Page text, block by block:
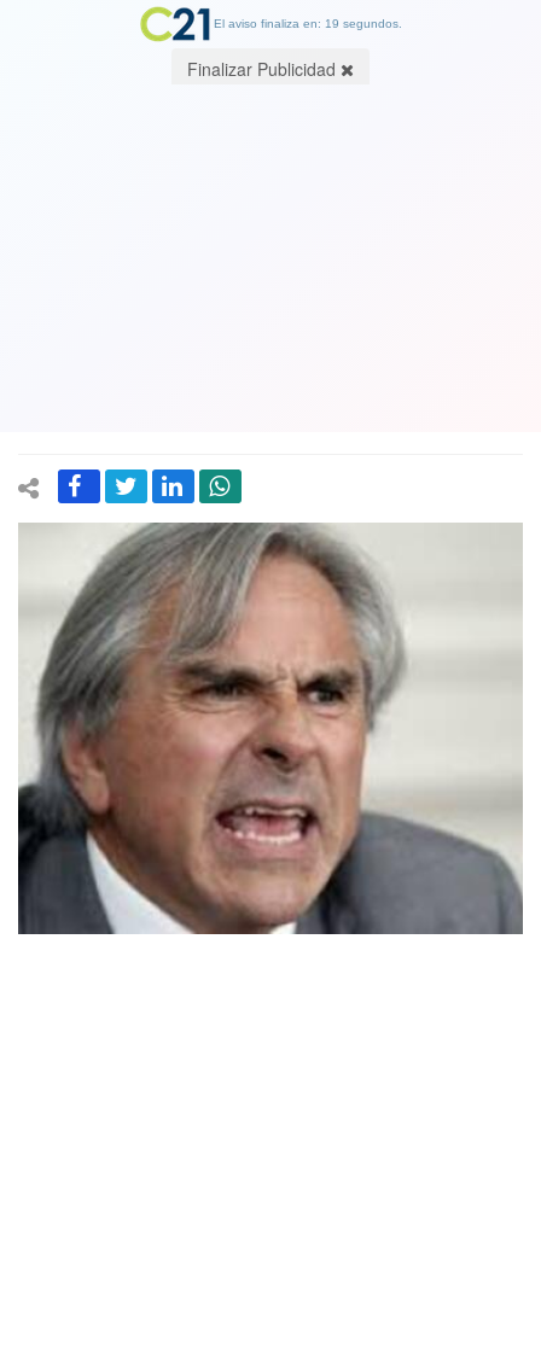
El aviso finaliza en: 19 segundos.
Finalizar Publicidad